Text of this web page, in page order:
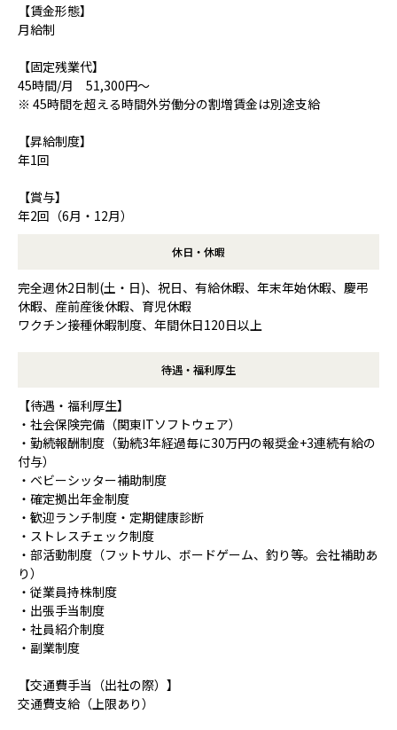
【賃金形態】
月給制
【固定残業代】
45時間/月 51,300円～
※ 45時間を超える時間外労働分の割増賃金は別途支給
【昇給制度】
年1回
【賞与】
年2回（6月・12月）
休日・休暇
完全週休2日制(土・日)、祝日、有給休暇、年末年始休暇、慶弔
休暇、産前産後休暇、育児休暇
ワクチン接種休暇制度、年間休日120日以上
待遇・福利厚生
【待遇・福利厚生】
・社会保険完備（関東ITソフトウェア）
・勤続報酬制度（勤続3年経過毎に30万円の報奨金+3連続有給の
付与）
・ベビーシッター補助制度
・確定拠出年金制度
・歓迎ランチ制度・定期健康診断
・ストレスチェック制度
・部活動制度（フットサル、ボードゲーム、釣り等。会社補助あ
り）
・従業員持株制度
・出張手当制度
・社員紹介制度
・副業制度
【交通費手当（出社の際）】
交通費支給（上限あり）